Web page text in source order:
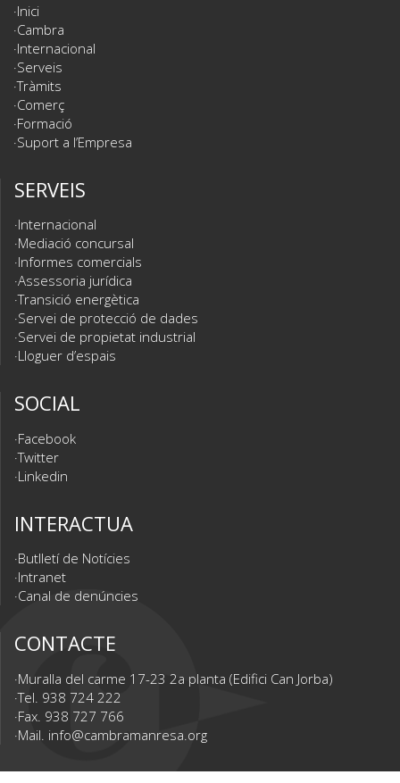
Inici
Cambra
Internacional
Serveis
Tràmits
Comerç
Formació
Suport a l’Empresa
SERVEIS
Internacional
Mediació concursal
Informes comercials
Assessoria jurídica
Transició energètica
Servei de protecció de dades
Servei de propietat industrial
Lloguer d’espais
SOCIAL
Facebook
Twitter
Linkedin
INTERACTUA
Butlletí de Notícies
Intranet
Canal de denúncies
CONTACTE
Muralla del carme 17-23 2a planta (Edifici Can Jorba)
Tel. 938 724 222
Fax. 938 727 766
Mail. info@cambramanresa.org